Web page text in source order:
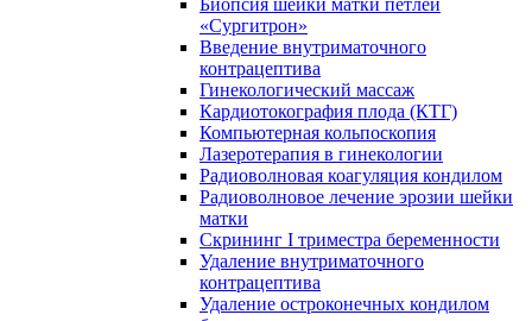
Биопсия шейки матки петлей
«Сургитрон»
Введение внутриматочного
контрацептива
Гинекологический массаж
Кардиотокография плода (КТГ)
Компьютерная кольпоскопия
Лазеротерапия в гинекологии
Радиоволновая коагуляция кондилом
Радиоволновое лечение эрозии шейки
матки
Скрининг I триместра беременности
Удаление внутриматочного
контрацептива
Удаление остроконечных кондилом